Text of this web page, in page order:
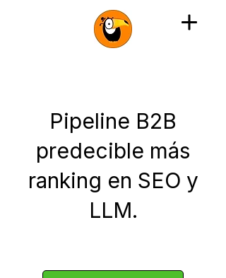
Pipeline B2B
predecible más
ranking en SEO y
LLM.